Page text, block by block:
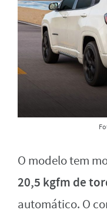
O modelo tem
20,5 kgfm de
automático. O